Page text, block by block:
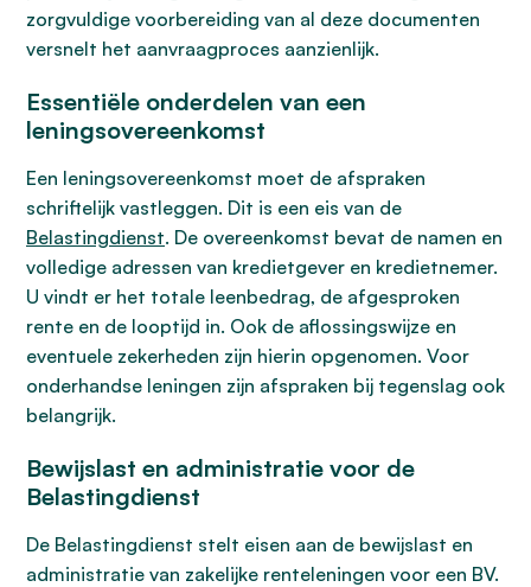
zorgvuldige voorbereiding van al deze documenten
versnelt het aanvraagproces aanzienlijk.
Essentiële onderdelen van een
leningsovereenkomst
Een leningsovereenkomst moet de afspraken
schriftelijk vastleggen. Dit is een eis van de
Belastingdienst. De overeenkomst bevat de namen en
volledige adressen van kredietgever en kredietnemer.
U vindt er het totale leenbedrag, de afgesproken
rente en de looptijd in. Ook de aflossingswijze en
eventuele zekerheden zijn hierin opgenomen. Voor
onderhandse leningen zijn afspraken bij tegenslag ook
belangrijk.
Bewijslast en administratie voor de
Belastingdienst
De Belastingdienst stelt eisen aan de bewijslast en
administratie van zakelijke renteleningen voor een BV.